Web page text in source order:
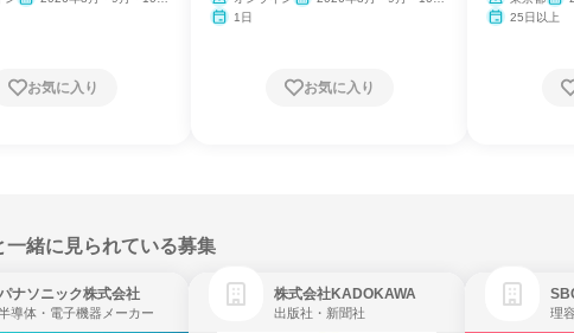
お気に入り
1日
お気に入り
月
25日以上
一緒に見られている募集
ナソニック株式会社
導体・電子機器メーカー
株式会社KADOKAWA
出版社・新聞社